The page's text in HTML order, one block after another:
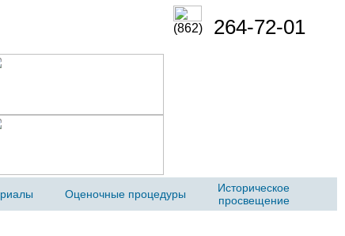
(862) 264-72-01
Оценочные процедуры
Историческое
просвещение